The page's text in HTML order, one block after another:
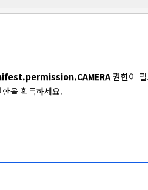
권한이
을 획득하세요.